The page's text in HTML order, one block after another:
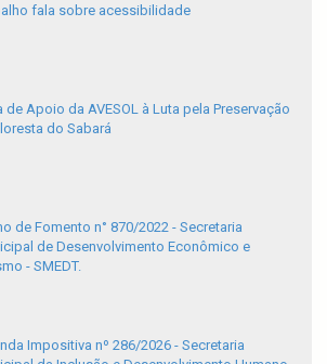
fala sobre acessibilidade
de Apoio da AVESOL à Luta pela Preservação
do Sabará
de Fomento n° 870/2022 - Secretaria
de Desenvolvimento Econômico e
- SMEDT.
Impositiva nº 286/2026 - Secretaria